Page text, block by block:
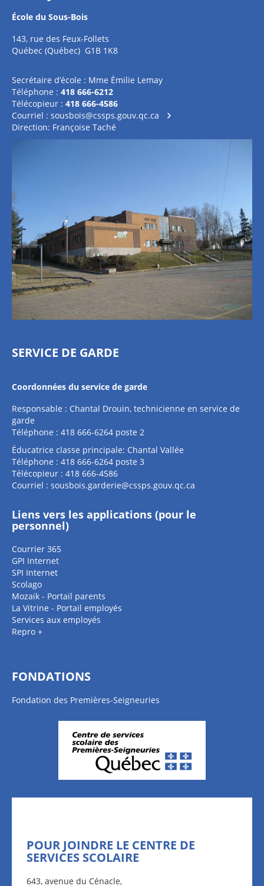
École du Sous-Bois
143, rue des Feux-Follets
Québec (Québec) G1B 1K8
Secrétaire d’école : Mme Émilie Lemay
Téléphone : 418 666-6212
Télécopieur : 418 666-4586
Courriel : sousbois@cssps.gouv.qc.ca
Direction: Françoise Taché
SERVICE DE GARDE
Coordonnées du service de garde
Responsable : Chantal Drouin, technicienne en service de
garde
Téléphone : 418 666-6264 poste 2
Éducatrice classe principale: Chantal Vallée
Téléphone : 418 666-6264 poste 3
Télécopieur : 418 666-4586
Courriel : sousbois.garderie@cssps.gouv.qc.ca
Liens vers les applications (pour le
personnel)
Courrier 365
GPI Internet
SPI Internet
Scolago
Mozaik - Portail parents
La Vitrine - Portail employés
Services aux employés
Repro +
FONDATIONS
Fondation des Premières-Seigneuries
POUR JOINDRE LE CENTRE DE
SERVICES SCOLAIRE
643, avenue du Cénacle,